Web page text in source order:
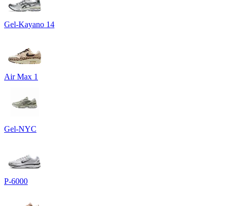
Gel-Kayano 14
Air Max 1
Gel-NYC
P-6000